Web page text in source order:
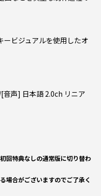
ビジュアルを使用したオ
声] 日本語 2.0ch リニア
回特典なしの通常版に切り替わ
場合がございますのでご了承く